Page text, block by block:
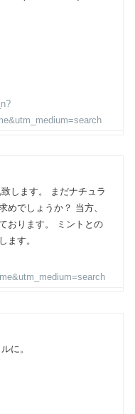
します。 まだナチュラ
めでしょうか？ 当方、
おります。 ミントとの
ます。
に。